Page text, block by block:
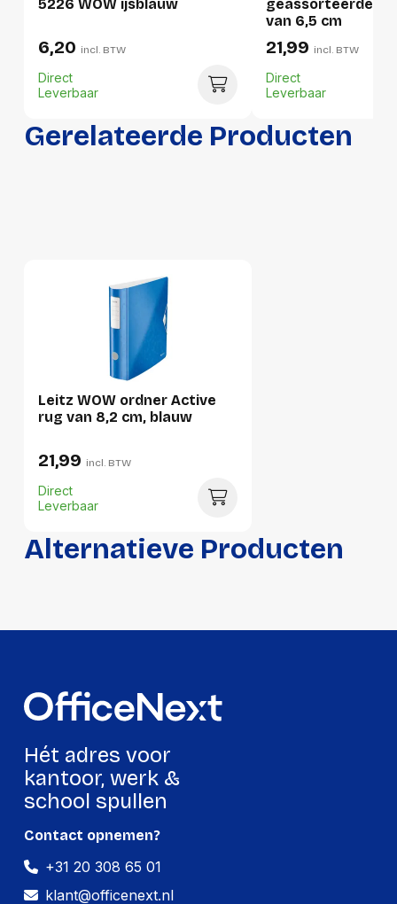
Gewicht
Hoeveelheid:
5 stuks
Hoogte:
Lengte:
550 millimeter
Gewicht:
2780 gram
Gerelateerde Producten
5226 WOW ijsblauw
6,20 incl. BTW
Direct
Leverbaar
geassorteerde
van 6,5 cm
21,99 incl. BTW
Direct
Leverbaar
Alternatieve Producten
Leitz WOW ordner Active
rug van 8,2 cm, blauw
21,99 incl. BTW
Direct
Leverbaar
Hét adres voor
kantoor, werk &
school spullen
Contact opnemen?
+31 20 308 65 01
klant@officenext.nl